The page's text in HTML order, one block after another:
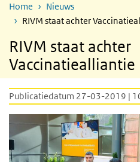
Home
Nieuws
RIVM staat achter
RIVM staat achter
Vaccinatiealliantie
Publicatiedatum 27-03-2019 |